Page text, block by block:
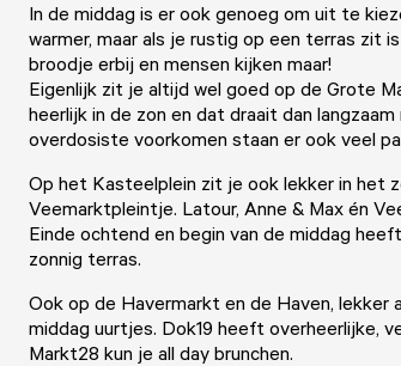
In de middag is er ook genoeg om uit te
warmer, maar als je rustig op een terras zit
broodje erbij en mensen kijken maar!
Eigenlijk zit je altijd wel goed op de Grote
heerlijk in de zon en dat draait dan
overdosiste voorkomen staan er ook veel
Op het Kasteelplein zit je ook lekker in het
Veemarktpleintje. Latour, Anne & Max én
Einde ochtend en begin van de middag
zonnig terras.
Ook op de Havermarkt en de Haven, lekker
middag uurtjes. Dok19 heeft overheerlijke,
Markt28 kun je all day brunchen.